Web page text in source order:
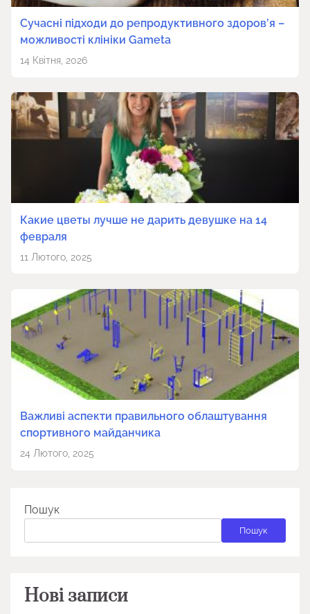
Сучасні підходи до репродуктивного здоров’я –
можливості клініки Gameta
14 Квітня, 2026
Какие цветы лучше не дарить девушке на 14
февраля
11 Лютого, 2025
Важливі аспекти правильного облаштування
спортивного майданчика
24 Лютого, 2025
Пошук
Пошук
Нові записи